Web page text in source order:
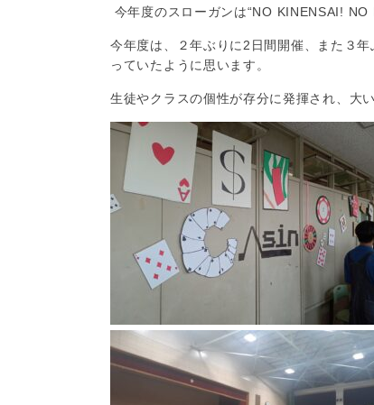
今年度のスローガンは“NO KINENSAI! NO
今年度は、２年ぶりに 2 日間開催、また３
っていたように思います。
生徒やクラスの個性が存分に発揮され、大